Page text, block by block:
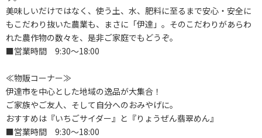
美味しいだけではなく、使う土、水、肥料に至るまで安心・安全に
もこだわり抜いた農業も、まさに「伊達」。そのこだわりがあらわ
れた農作物の数々を、是非ご家庭でもどうぞ。
■営業時間 9:30～18:00
≪物販コーナー≫
伊達市を中心とした地域の逸品が大集合！
ご家族やご友人、そして自分へのおみやげに。
おすすめは『いちごサイダー』と『りょうぜん翡翠めん』
■営業時間 9:30～18:00